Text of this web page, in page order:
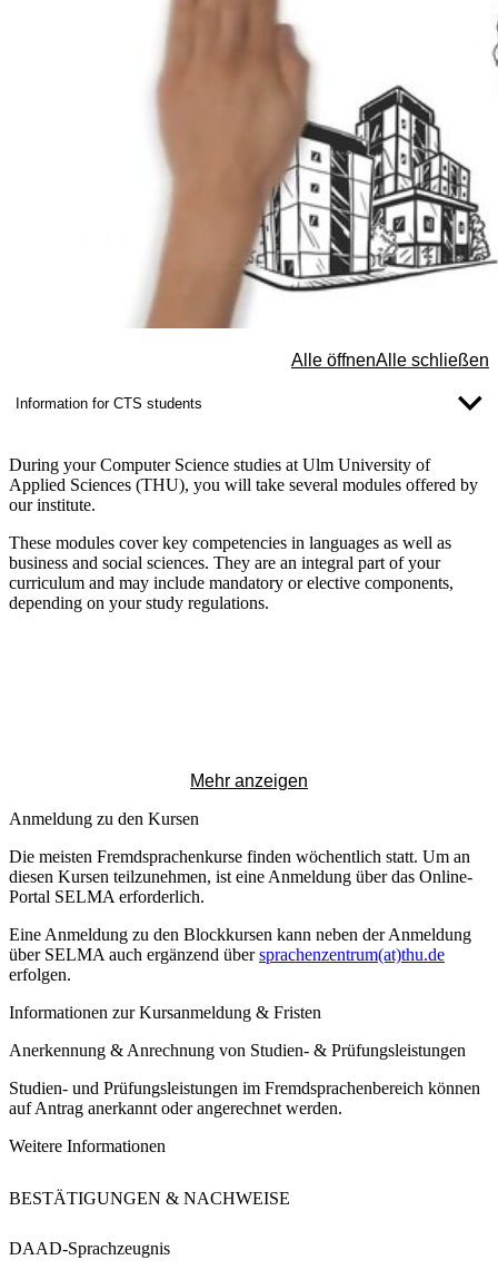
Der Schutz Ihrer Daten ist uns wichtig. Erst wenn Sie hier
Alle öffnenAlle schließen
Information for CTS students
During your Computer Science studies at Ulm University of
Applied Sciences (THU), you will take several modules offered by
our institute.
These modules cover key competencies in languages as well as
business and social sciences. They are an integral part of your
curriculum and may include mandatory or elective components,
depending on your study regulations.
Mehr anzeigen
Anmeldung zu den Kursen
Die meisten Fremdsprachenkurse finden wöchentlich statt. Um an
diesen Kursen teilzunehmen, ist eine Anmeldung über das Online-
Portal SELMA erforderlich.
Eine Anmeldung zu den Blockkursen kann neben der Anmeldung
über SELMA auch ergänzend übersprachenzentrum(at)thu.de
erfolgen.
Informationen zur Kursanmeldung & Fristen
Anerkennung & Anrechnung von Studien- & Prüfungsleistungen
Studien- und Prüfungsleistungen im Fremdsprachenbereich können
auf Antrag anerkannt oder angerechnet werden.
Weitere Informationen
BESTÄTIGUNGEN & NACHWEISE
DAAD-Sprachzeugnis